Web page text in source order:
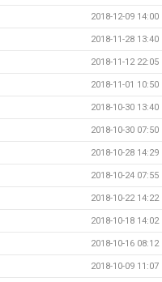
2018-12-09 14:00
2018-11-28 13:40
2018-11-12 22:05
2018-11-01 10:50
2018-10-30 13:40
2018-10-30 07:50
2018-10-28 14:29
2018-10-24 07:55
2018-10-22 14:22
2018-10-18 14:02
2018-10-16 08:12
2018-10-09 11:07